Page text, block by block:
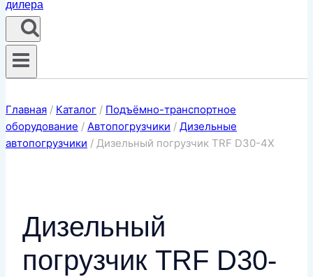
Главная / Каталог / Подъёмно-транспортное
оборудование / Автопогрузчики / Дизельные
автопогрузчики / Дизельный погрузчик TRF D30-4X
Дизельный
погрузчик TRF D30-